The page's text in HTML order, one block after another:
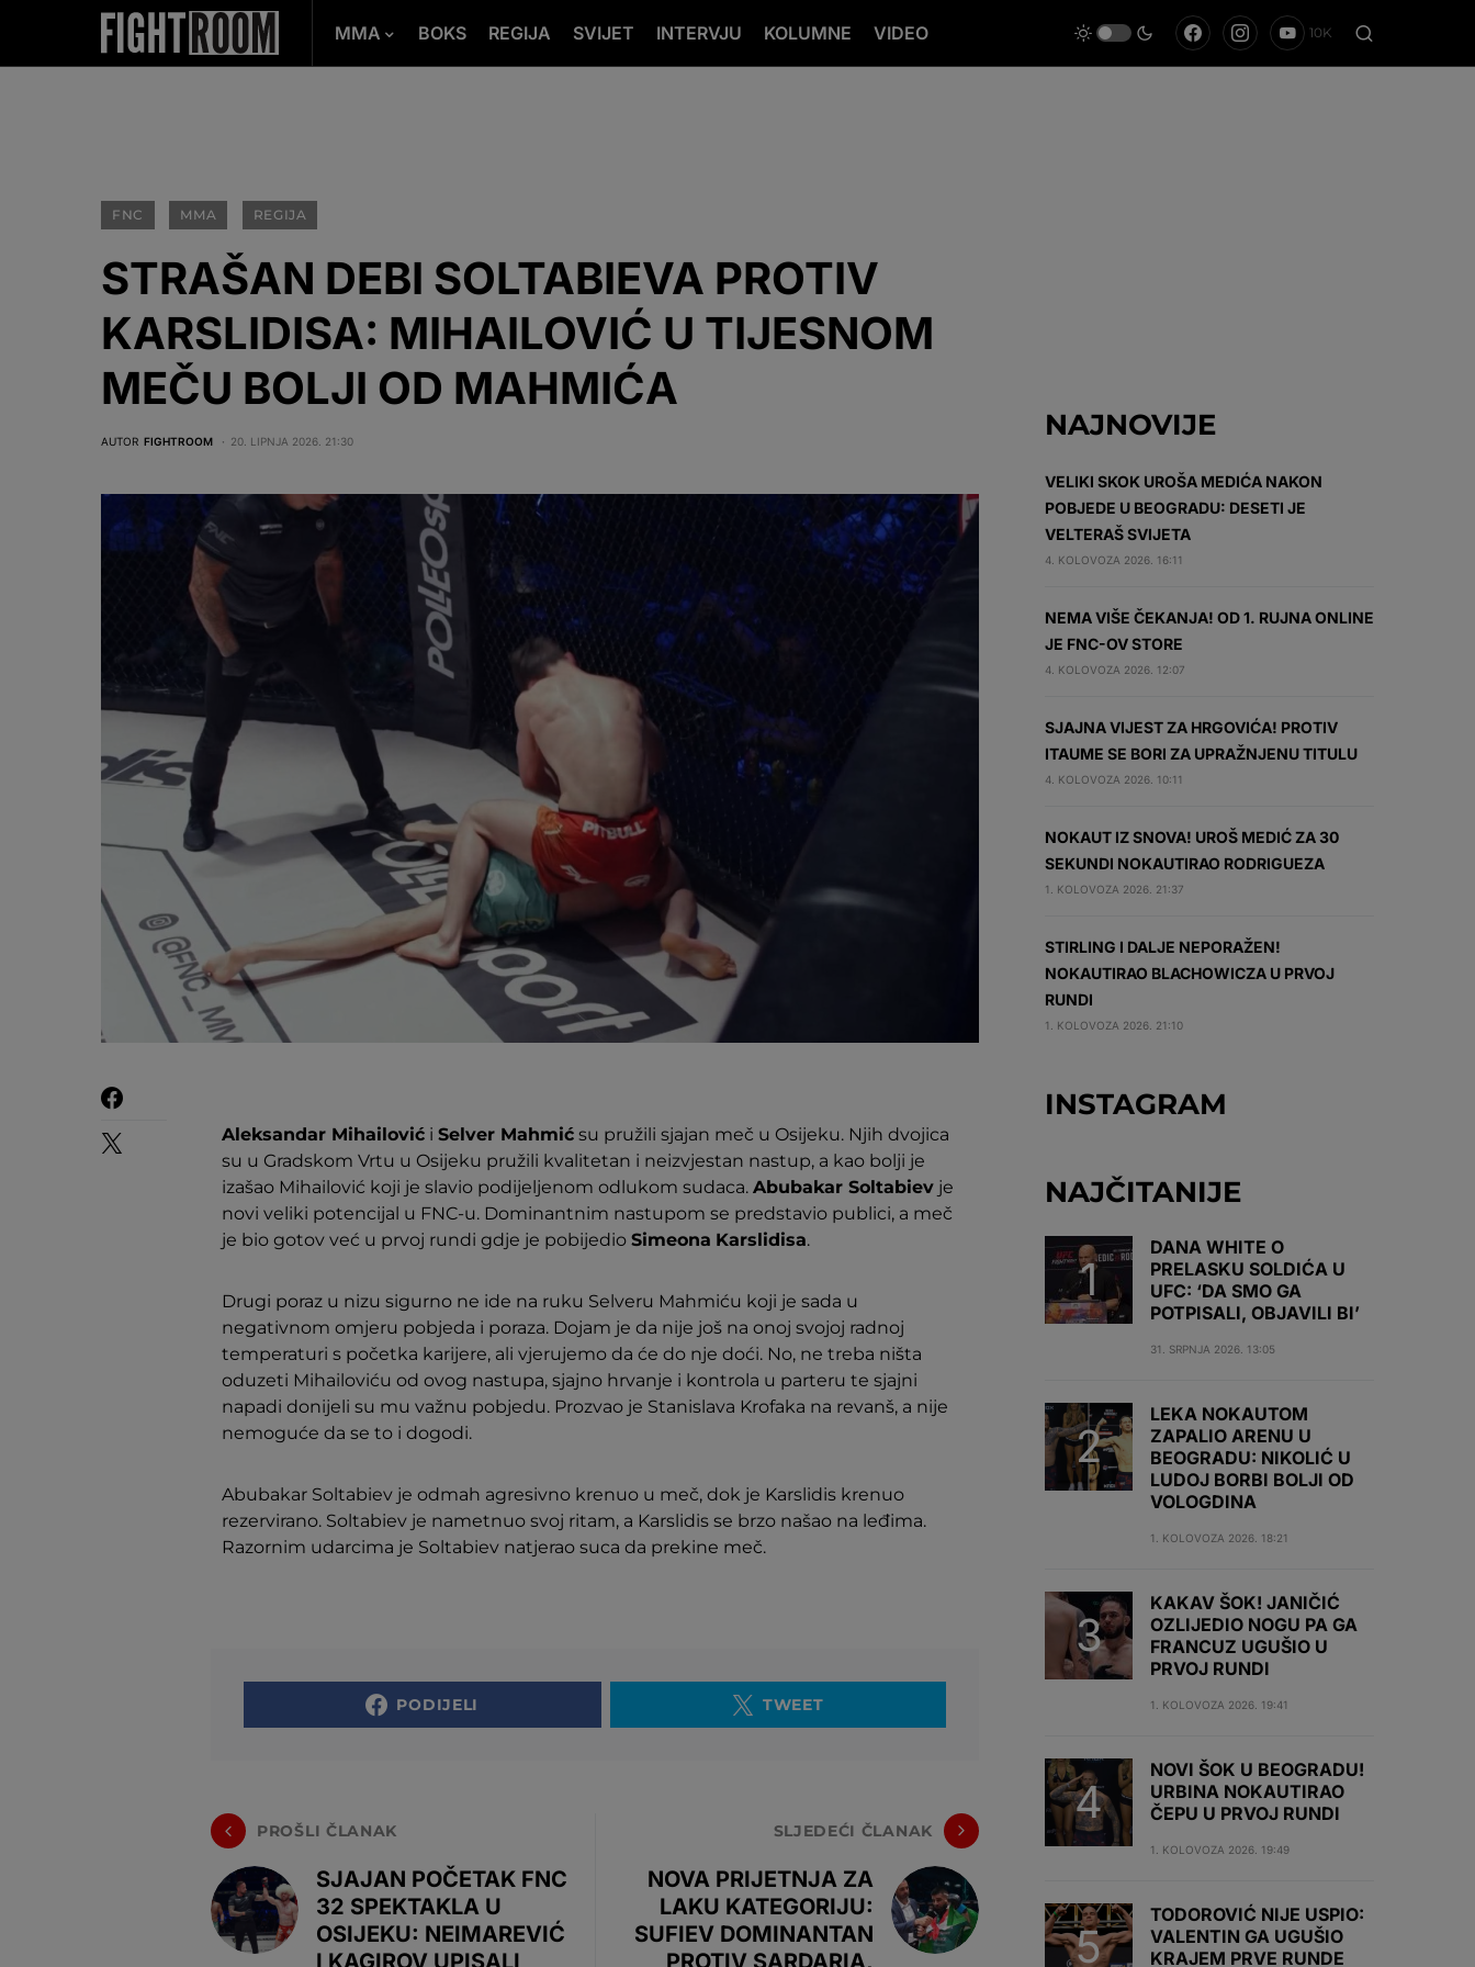
MMA BOKS REGIJA SVIJET INTERVJU KOLUMNE VIDEO 10K
FNC MMA REGIJA
STRAŠAN DEBI SOLTABIEVA PROTIV
KARSLIDISA: MIHAILOVIĆ U TIJESNOM
MEČU BOLJI OD MAHMIĆA
AUTOR FIGHTROOM 20. LIPNJA 2026. 21:30
Aleksandar Mihailović i Selver Mahmić su pružili sjajan meč u Osijeku. Njih dvojica
su u Gradskom Vrtu u Osijeku pružili kvalitetan i neizvjestan nastup, a kao bolji je
izašao Mihailović koji je slavio podijeljenom odlukom sudaca. Abubakar Soltabiev je
novi veliki potencijal u FNC-u. Dominantnim nastupom se predstavio publici, a meč
je bio gotov već u prvoj rundi gdje je pobijedio Simeona Karslidisa.
Drugi poraz u nizu sigurno ne ide na ruku Selveru Mahmiću koji je sada u
negativnom omjeru pobjeda i poraza. Dojam je da nije još na onoj svojoj radnoj
temperaturi s početka karijere, ali vjerujemo da će do nje doći. No, ne treba ništa
oduzeti Mihailoviću od ovog nastupa, sjajno hrvanje i kontrola u parteru te sjajni
napadi donijeli su mu važnu pobjedu. Prozvao je Stanislava Krofaka na revanš, a nije
nemoguće da se to i dogodi.
Abubakar Soltabiev je odmah agresivno krenuo u meč, dok je Karslidis krenuo
rezervirano. Soltabiev je nametnuo svoj ritam, a Karslidis se brzo našao na leđima.
Razornim udarcima je Soltabiev natjerao suca da prekine meč.
PODIJELI TWEET
PROŠLI ČLANAK
SJAJAN POČETAK FNC
32 SPEKTAKLA U
OSIJEKU: NEIMAREVIĆ
I KAGIROV UPISALI
SLJEDEĆI ČLANAK
NOVA PRIJETNJA ZA
LAKU KATEGORIJU:
SUFIEV DOMINANTAN
PROTIV SARDARIA,
NAJNOVIJE
VELIKI SKOK UROŠA MEDIĆA NAKON
POBJEDE U BEOGRADU: DESETI JE
VELTERAŠ SVIJETA
4. KOLOVOZA 2026. 16:11
NEMA VIŠE ČEKANJA! OD 1. RUJNA ONLINE
JE FNC-OV STORE
4. KOLOVOZA 2026. 12:07
SJAJNA VIJEST ZA HRGOVIĆA! PROTIV
ITAUME SE BORI ZA UPRAŽNJENU TITULU
4. KOLOVOZA 2026. 10:11
NOKAUT IZ SNOVA! UROŠ MEDIĆ ZA 30
SEKUNDI NOKAUTIRAO RODRIGUEZA
1. KOLOVOZA 2026. 21:37
STIRLING I DALJE NEPORAŽEN!
NOKAUTIRAO BLACHOWICZA U PRVOJ
RUNDI
1. KOLOVOZA 2026. 21:10
INSTAGRAM
NAJČITANIJE
DANA WHITE O
PRELASKU SOLDIĆA U
UFC: ‘DA SMO GA
POTPISALI, OBJAVILI BI’
31. SRPNJA 2026. 13:05
LEKA NOKAUTOM
ZAPALIO ARENU U
BEOGRADU: NIKOLIĆ U
LUDOJ BORBI BOLJI OD
VOLOGDINA
1. KOLOVOZA 2026. 18:21
KAKAV ŠOK! JANIČIĆ
OZLIJEDIO NOGU PA GA
FRANCUZ UGUŠIO U
PRVOJ RUNDI
1. KOLOVOZA 2026. 19:41
NOVI ŠOK U BEOGRADU!
URBINA NOKAUTIRAO
ČEPU U PRVOJ RUNDI
1. KOLOVOZA 2026. 19:49
TODOROVIĆ NIJE USPIO:
VALENTIN GA UGUŠIO
KRAJEM PRVE RUNDE